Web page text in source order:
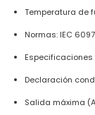
Temperatura de
Normas: IEC
Declaración
Salida máxima